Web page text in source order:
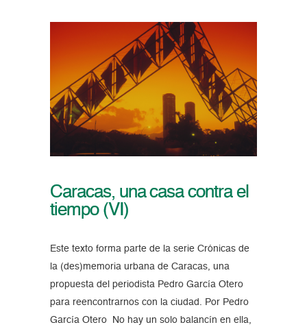
Caracas, una casa contra el
tiempo (VI)
Este texto forma parte de la serie Crónicas de
la (des)memoria urbana de Caracas, una
propuesta del periodista Pedro García Otero
para reencontrarnos con la ciudad. Por Pedro
García Otero No hay un solo balancín en ella,